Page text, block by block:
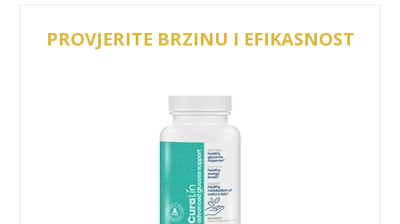
PROVJERITE BRZINU I EFIKASNOST